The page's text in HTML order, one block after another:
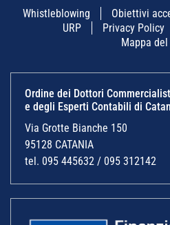
Whistleblowing Obiettivi
URP
Privacy Policy
Mappa
Ordine dei Dottori
e degli Esperti Contabili di
Via Grotte Bianche 150
95128 CATANIA
tel. 095 445632 / 095 312142